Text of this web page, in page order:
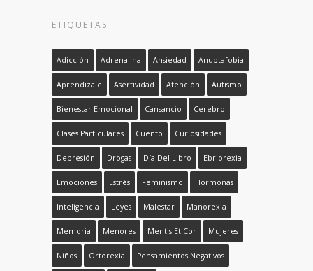
ETIQUETAS
Adicción Adrenalina Ansiedad Anuptafobia
Aprendizaje Asertividad Atención Autismo
Bienestar Emocional Cansancio Cerebro
Clases Particulares Cuento Curiosidades
Depresión Drogas Día Del Libro Ebriorexia
Emociones Estrés Feminismo Hormonas
Inteligencia Leyes Malestar Manorexia
Memoria Menores Mentis Et Cor Mujeres
Niños Ortorexia Pensamientos Negativos